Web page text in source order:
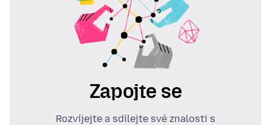
Zapojte se
Rozvíjejte a sdílejte své znalosti s